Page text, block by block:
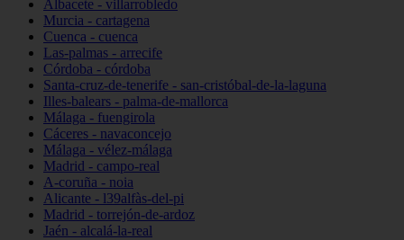
Albacete - villarrobledo
Murcia - cartagena
Cuenca - cuenca
Las-palmas - arrecife
Córdoba - córdoba
Santa-cruz-de-tenerife - san-cristóbal-de-la-laguna
Illes-balears - palma-de-mallorca
Málaga - fuengirola
Cáceres - navaconcejo
Málaga - vélez-málaga
Madrid - campo-real
A-coruña - noia
Alicante - l39alfàs-del-pi
Madrid - torrejón-de-ardoz
Jaén - alcalá-la-real